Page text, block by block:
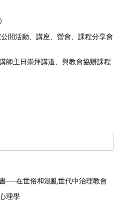
開活動、講座、營會、課程分享會
師主日崇拜講道、與教會協辦課程
──在世俗和混亂世代中治理教會
理學